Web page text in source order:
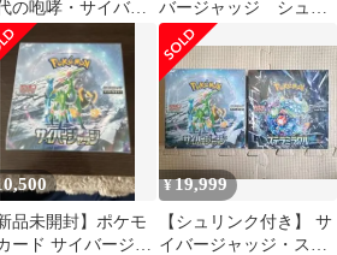
の咆哮・サイバー
ッジBOX シュリン
き
バージャッジ シュリ
ンク付き未開封BOX
新品未開封】ポケモ
ード サイバージャ
¥19,999
【シュリンク付き】 サ
イバージャッジ・ステ